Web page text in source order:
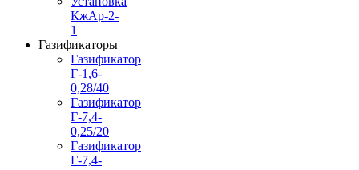
КжАр-2-
1
Газификаторы
Газификатор
Г-1,6-
0,28/40
Газификатор
Г-7,4-
0,25/20
Газификатор
Г-7,4-